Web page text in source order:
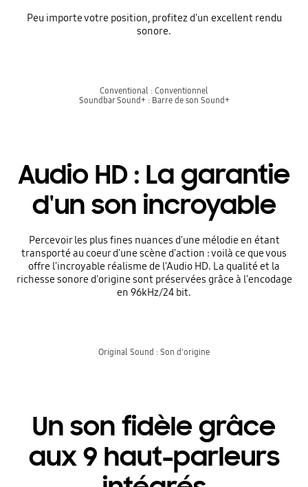
Peu importe votre position, profitez d'un excellent rendu
sonore.
Conventional : Conventionnel
Soundbar Sound+ : Barre de son Sound+
Audio HD : La garantie
d'un son incroyable
Percevoir les plus fines nuances d'une mélodie en étant
transporté au coeur d'une scène d'action : voilà ce que vous
offre l'incroyable réalisme de l'Audio HD. La qualité et la
richesse sonore d'origine sont préservées grâce à l'encodage
en 96kHz/24 bit.
Original Sound : Son d'origine
Un son fidèle grâce
aux 9 haut-parleurs